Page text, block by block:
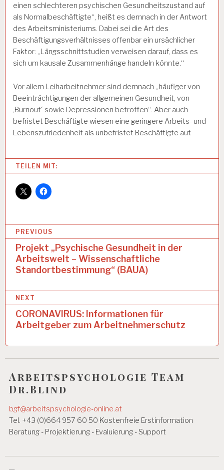
einen schlechteren psychischen Gesundheitszustand auf
als Normalbeschäftigte“, heißt es demnach in der Antwort
des Arbeitsministeriums. Dabei sei die Art des
Beschäftigungsverhältnisses offenbar ein ursächlicher
Faktor: „Längsschnittstudien verweisen darauf, dass es
sich um kausale Zusammenhänge handeln könnte.“
Vor allem Leiharbeitnehmer sind demnach „häufiger von
Beeinträchtigungen der allgemeinen Gesundheit, von
,Burnout´ sowie Depressionen betroffen“. Aber auch
befristet Beschäftigte wiesen eine geringere Arbeits- und
Lebenszufriedenheit als unbefristet Beschäftigte auf.
Categories:
R
B
U
N
D
G
E
S
N
D
H
EI
T
A
EI
S
E
D
I
TEILEN MIT:
B
r
g
s
n
a
v
i
g
PREVIOUS
Projekt „Psychische Gesundheit in der
Arbeitswelt – Wissenschaftliche
Standortbestimmung“ (BAUA)
NEXT
CORONAVIRUS: Informationen für
Arbeitgeber zum Arbeitnehmerschutz
Arbeitspsychologie Team
Dr.Blind
bgf@arbeitspsychologie-online.at
Tel. +43 (0)664 957 60 50 Kostenfreie Erstinformation
Beratung - Projektierung - Evaluierung - Support